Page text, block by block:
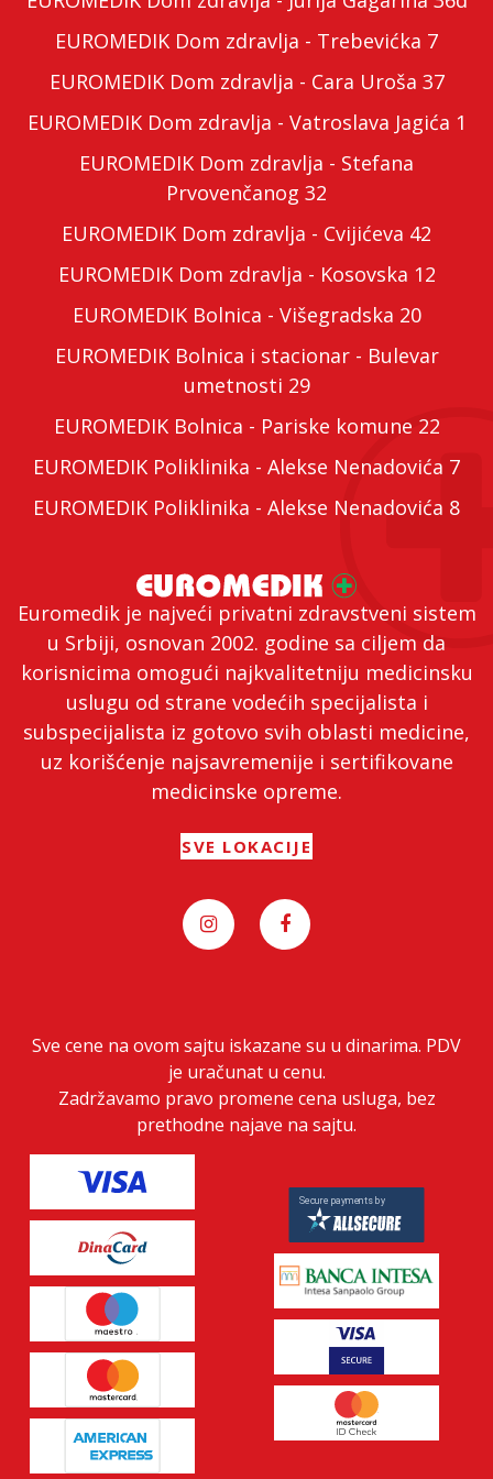
Euromedik je najveći privatni zdravstveni sistem
u Srbiji, osnovan 2002. godine sa ciljem da
korisnicima omogući najkvalitetniju medicinsku
uslugu od strane vodećih specijalista i
subspecijalista iz gotovo svih oblasti medicine,
uz korišćenje najsavremenije i sertifikovane
medicinske opreme.
SVE LOKACIJE
EUROMEDIK Dom zdravlja - Trebevićka 7
EUROMEDIK Dom zdravlja - Cara Uroša 37
EUROMEDIK Dom zdravlja - Vatroslava Jagića 1
EUROMEDIK Dom zdravlja - Stefana
Prvovenčanog 32
EUROMEDIK Dom zdravlja - Cvijićeva 42
EUROMEDIK Dom zdravlja - Kosovska 12
EUROMEDIK Bolnica - Višegradska 20
EUROMEDIK Bolnica i stacionar - Bulevar
umetnosti 29
EUROMEDIK Bolnica - Pariske komune 22
EUROMEDIK Poliklinika - Alekse Nenadovića 7
EUROMEDIK Poliklinika - Alekse Nenadovića 8
Sve cene na ovom sajtu iskazane su u dinarima. PDV
je uračunat u cenu.
Zadržavamo pravo promene cena usluga, bez
prethodne najave na sajtu.